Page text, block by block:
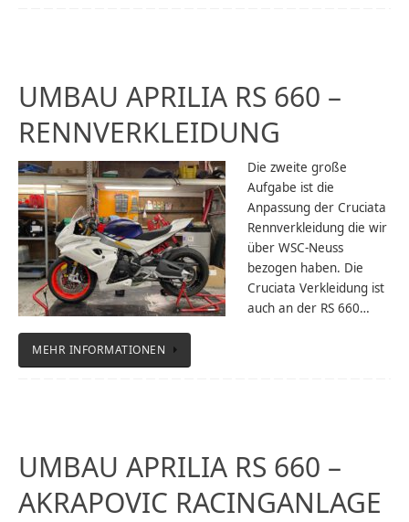
UMBAU APRILIA RS 660 –
RENNVERKLEIDUNG
Die zweite große
Aufgabe ist die
Anpassung der Cruciata
Rennverkleidung die wir
über WSC-Neuss
bezogen haben. Die
Cruciata Verkleidung ist
auch an der RS 660…
MEHR INFORMATIONEN
UMBAU APRILIA RS 660 –
AKRAPOVIC RACINGANLAGE